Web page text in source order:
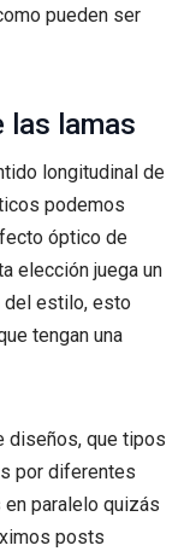
pueden ser
las lamas
longitudinal de
podemos
óptico de
elección juega un
del estilo, esto
tengan una
diseños, que tipos
por diferentes
paralelo quizás
posts